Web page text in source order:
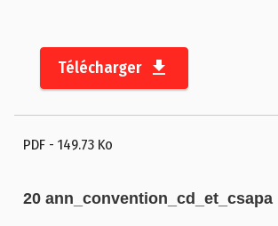
Télécharger
PDF - 149.73 Ko
20 ann_convention_cd_et_csapa